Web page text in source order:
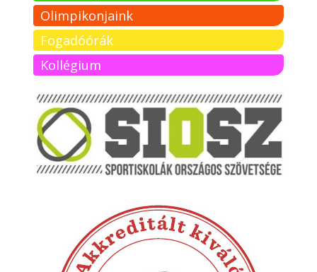
Olimpikonjaink
Fogadóórák
Kollégium